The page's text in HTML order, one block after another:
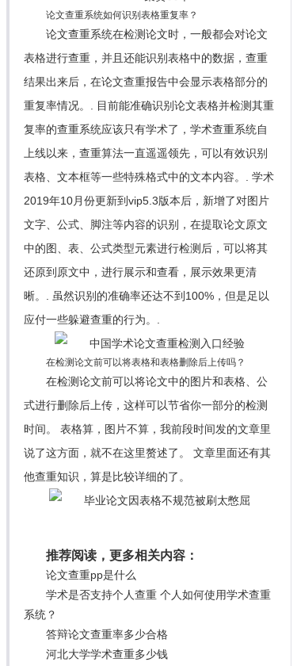
论文查重系统如何识别表格重复率？
论文查重系统在检测论文时，一般都会对论文
表格进行查重，并且还能识别表格中的数据，查重
结果出来后，在论文查重报告中会显示表格部分的
重复率情况。. 目前能准确识别论文表格并检测其重
复率的查重系统应该只有学术了，学术查重系统自
上线以来，查重算法一直遥遥领先，可以有效识别
表格、文本框等一些特殊格式中的文本内容。. 学术
2019年10月份更新到vip5.3版本后，新增了对图片
文字、公式、脚注等内容的识别，在提取论文原文
中的图、表、公式类型元素进行检测后，可以将其
还原到原文中，进行展示和查看，展示效果更清
晰。. 虽然识别的准确率还达不到100%，但是足以
应付一些躲避查重的行为。.
在检测论文前可以将表格和表格删除后上传吗？
在检测论文前可以将论文中的图片和表格、公
式进行删除后上传，这样可以节省你一部分的检测
时间。 表格算，图片不算，我前段时间发的文章里
说了这方面，就不在这里赘述了。 文章里面还有其
他查重知识，算是比较详细的了。
推荐阅读，更多相关内容：
论文查重pp是什么
学术是否支持个人查重 个人如何使用学术查重
系统？
答辩论文查重率多少合格
河北大学学术查重多少钱